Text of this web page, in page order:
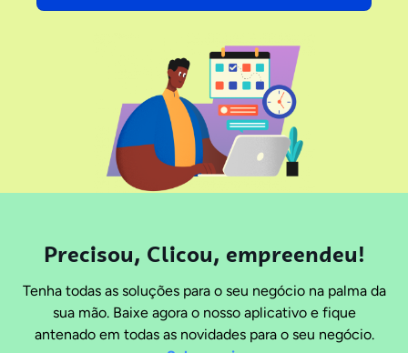
Precisou, Clicou, empreendeu!
Tenha todas as soluções para o seu negócio na palma da
sua mão. Baixe agora o nosso aplicativo e fique
antenado em todas as novidades para o seu negócio.